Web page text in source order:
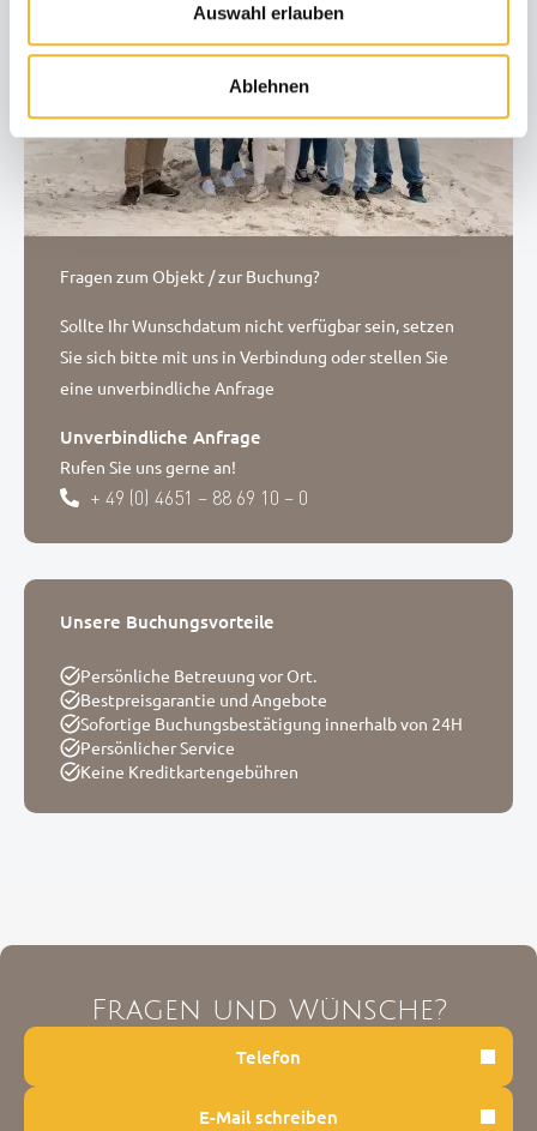
Auswahl erlauben
Ablehnen
Fragen zum Objekt / zur Buchung?
Sollte Ihr Wunschdatum nicht verfügbar sein, setzen
Sie sich bitte mit uns in Verbindung oder stellen Sie
eine unverbindliche Anfrage
Unverbindliche Anfrage
Rufen Sie uns gerne an!
+ 49 (0) 4651 – 88 69 10 – 0
Unsere Buchungsvorteile
Persönliche Betreuung vor Ort.
Bestpreisgarantie und Angebote
Sofortige Buchungsbestätigung innerhalb von 24H
Persönlicher Service
Keine Kreditkartengebühren
Fragen und Wünsche?
Telefon
E-Mail schreiben